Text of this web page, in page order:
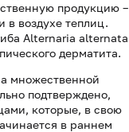
продукцию –
в воздухе теплиц.
Alternaria alternata
дерматита.
множественной
подтверждено,
которые, в свою
в раннем